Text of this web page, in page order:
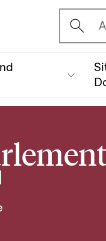
Ouvrir